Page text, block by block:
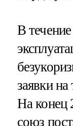
В течение
заявки на
На конец
союз